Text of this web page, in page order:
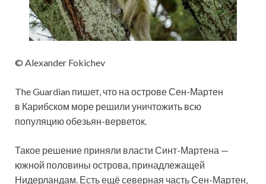
© Alexander Fokichev
The Guardian пишет, что на острове Сен-Мартен
в Карибском море решили уничтожить всю
популяцию обезьян-верветок.
Такое решение приняли власти Синт-Мартена —
южной половины острова, принадлежащей
Нидерландам. Есть ещё северная часть Сен-Мартен,